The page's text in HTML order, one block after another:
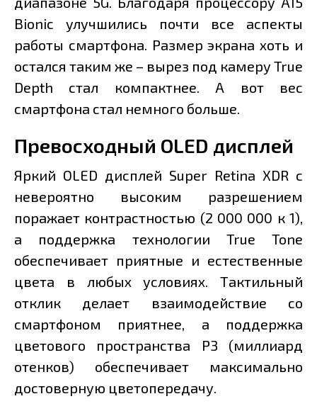
Bionic улучшились почти все аспекты
работы смартфона. Размер экрана хоть и
остался таким же – вырез под камеру True
Depth стал компактнее. А вот вес
смартфона стал немного больше.
Превосходный OLED дисплей
Яркий OLED дисплей Super Retina XDR с
невероятно высоким разрешением
поражает контрастностью (2 000 000 к 1),
а поддержка технологии True Tone
обеспечивает приятные и естественные
цвета в любых условиях. Тактильный
отклик делает взаимодействие со
смартфоном приятнее, а поддержка
цветового пространства P3 (миллиард
отенков) обеспечивает максимально
достоверную цветопередачу.